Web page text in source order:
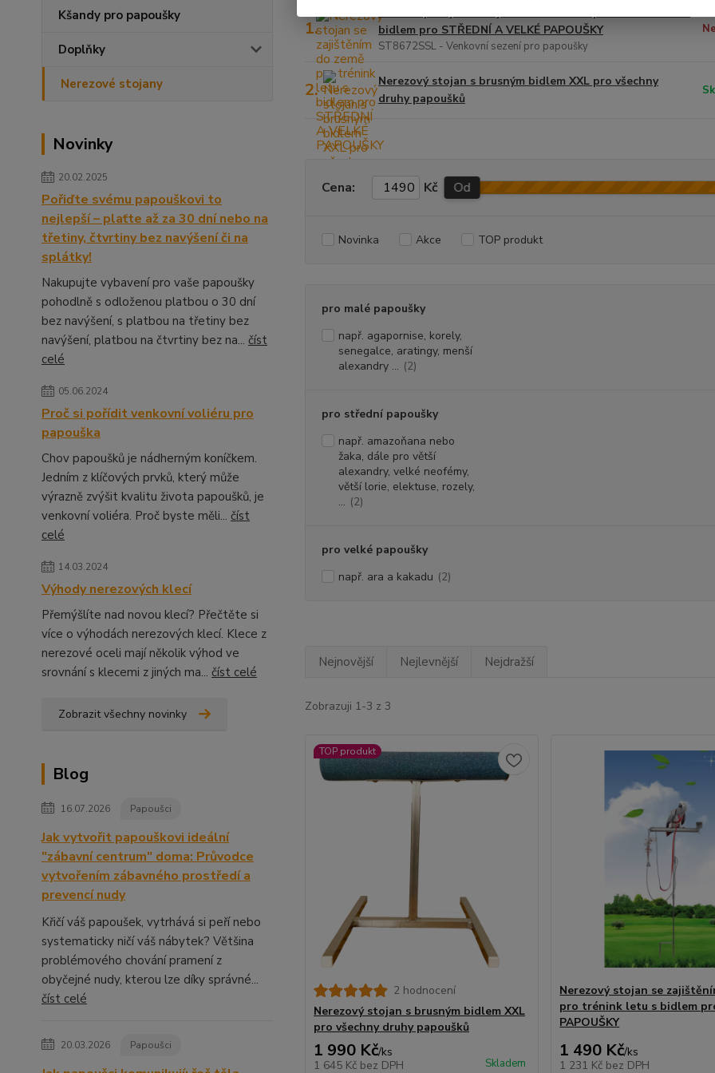
Kšandy pro papoušky
Doplňky
Nerezové stojany
Novinky
20.02.2025
Pořiďte svému papouškovi to
nejlepší – plaťte až za 30 dní nebo na
třetiny, čtvrtiny bez navýšení či na
splátky!
Nakupujte vybavení pro vaše papoušky
pohodlně s odloženou platbou o 30 dní
bez navýšení, s platbou na třetiny bez
navýšení, platbou na čtvrtiny bez na... číst
celé
05.06.2024
Proč si pořídit venkovní voliéru pro
papouška
Chov papoušků je nádherným koníčkem.
Jedním z klíčových prvků, který může
výrazně zvýšit kvalitu života papoušků, je
venkovní voliéra. Proč byste měli... číst
celé
14.03.2024
Výhody nerezových klecí
Přemýšlíte nad novou klecí? Přečtěte si
více o výhodách nerezových klecí. Klece z
nerezové oceli mají několik výhod ve
srovnání s klecemi z jiných ma... číst celé
Zobrazit všechny novinky
Blog
16.07.2026 Papoušci
Jak vytvořit papouškovi ideální
"zábavní centrum" doma: Průvodce
vytvořením zábavného prostředí a
prevencí nudy
Křičí váš papoušek, vytrhává si peří nebo
systematicky ničí váš nábytek? Většina
problémového chování pramení z
obyčejné nudy, kterou lze díky správné...
číst celé
20.03.2026 Papoušci
1.
bidlem pro STŘEDNÍ A VELKÉ PAPOUŠKY
ST8672SSL - Venkovní sezení pro papoušky
2.
Nerezový stojan s brusným bidlem XXL pro všechny
druhy papoušků
Cena: Kč Od
Novinka Akce TOP produkt
pro malé papoušky
např. agapornise, korely,
senegalce, aratingy, menší
alexandry ... (2)
pro střední papoušky
např. amazoňana nebo
žaka, dále pro větší
alexandry, velké neofémy,
větší lorie, elektuse, rozely,
... (2)
pro velké papoušky
např. ara a kakadu (2)
Nejnovější Nejlevnější Nejdražší
Zobrazuji 1-3 z 3
TOP produkt
2 hodnocení
Nerezový stojan s brusným bidlem XXL
pro všechny druhy papoušků
1 990 Kč/ks
1 645 Kč bez DPH Skladem
Nerezový stojan se
pro trénink letu s bidlem
PAPOUŠKY
1 490 Kč/ks
1 231 Kč bez DPH